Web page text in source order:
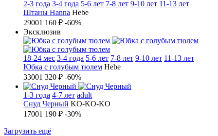
2-3 года 3-4 года 5-6 лет 7-8 лет 9-10 лет 11-13 лет
Штаны Hanna Hebe
29001 160 ₽ -60%
Эксклюзив
18-24 мес 3-4 года 5-6 лет 7-8 лет 9-10 лет 11-13 лет
Юбка с голубым тюлем Hebe
33001 320 ₽ -60%
1-3 года 4-7 лет adult
Снуд Черный KO-KO-KO
17001 190 ₽ -30%
Загрузить ещё